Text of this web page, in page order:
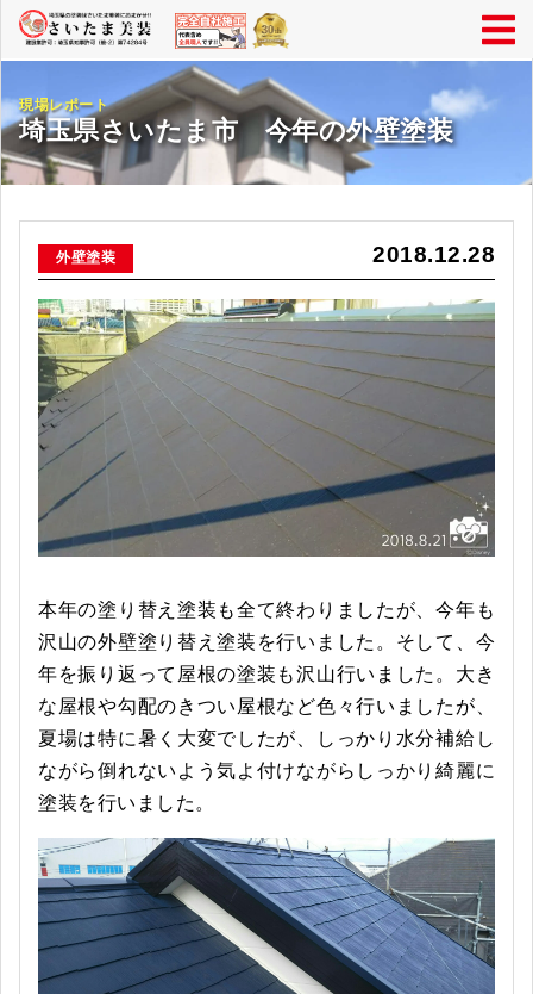
現場レポート
埼玉県さいたま市 今年の外壁塗装
2018.12.28
外壁塗装
本年の塗り替え塗装も全て終わりましたが、今年も
沢山の外壁塗り替え塗装を行いました。そして、今
年を振り返って屋根の塗装も沢山行いました。大き
な屋根や勾配のきつい屋根など色々行いましたが、
夏場は特に暑く大変でしたが、しっかり水分補給し
ながら倒れないよう気よ付けながらしっかり綺麗に
塗装を行いました。